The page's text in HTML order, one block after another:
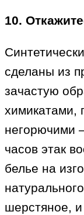
10.
сделаны из
зачастую
химикатами,
негорючими
часов этак
белье на
шерстяное, и